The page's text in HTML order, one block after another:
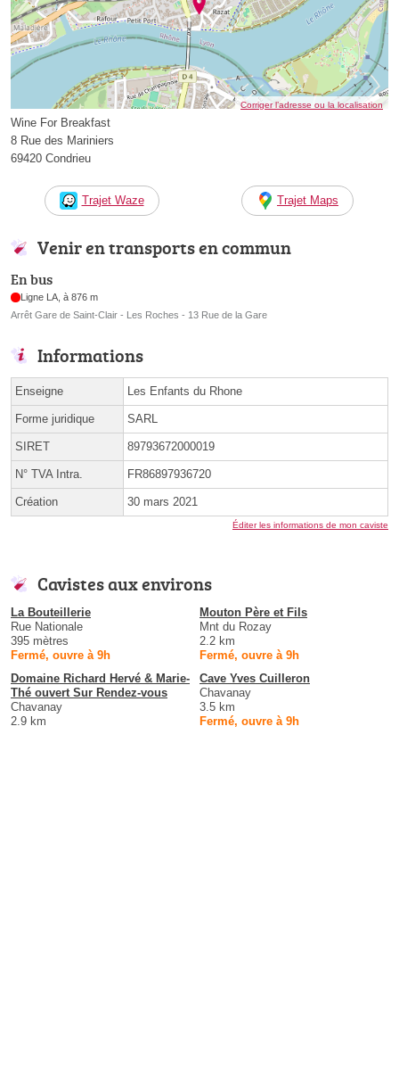
Corriger l’adresse ou la localisation
Wine For Breakfast
8 Rue des Mariniers
69420 Condrieu
Trajet Waze Trajet Maps
Venir en transports en commun
En bus
Ligne LA, à 876 m
Arrêt Gare de Saint-Clair - Les Roches - 13 Rue de la Gare
Informations
Enseigne Les Enfants du Rhone
Forme juridique SARL
SIRET 89793672000019
N° TVA Intra. FR86897936720
Création 30 mars 2021
Éditer les informations de mon caviste
Cavistes aux environs
La Bouteillerie
Rue Nationale
395 mètres
Fermé, ouvre à 9h
Mouton Père et Fils
Mnt du Rozay
2.2 km
Fermé, ouvre à 9h
Domaine Richard Hervé & Marie-
Thé ouvert Sur Rendez-vous
Chavanay
2.9 km
Cave Yves Cuilleron
Chavanay
3.5 km
Fermé, ouvre à 9h